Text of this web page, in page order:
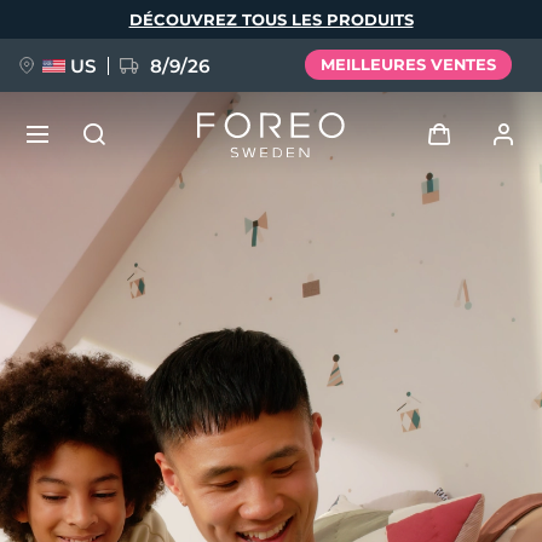
DÉCOUVREZ TOUS LES PRODUITS
US 8/9/26 MEILLEURES VENTES
Se connecter
Profil de l'utilisateur
Mes commandes
Mes abonnements
NOUVEAU
FAQ™ Pure Beauty-Tech Elixir
BREAKING NEWS
issa™ Teeth Whitening Set
Langue
English Deutsch
Español
Français
Italiano
Polski
Svenska
Русский
Türkçe
简体中文